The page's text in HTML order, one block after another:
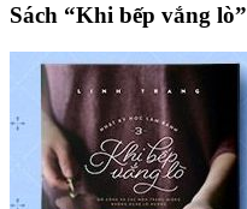
Sách “Khi bếp vắng lò”